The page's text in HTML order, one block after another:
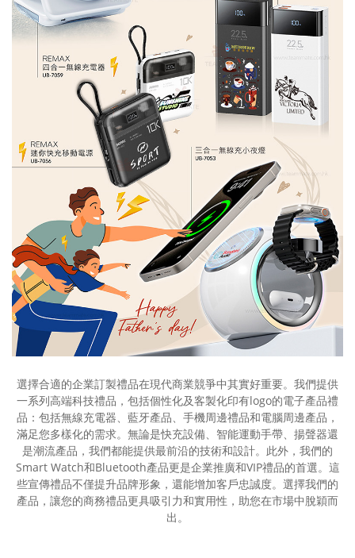
選擇合適的企業訂製禮品在現代商業競爭中其實好重要。我們提供
一系列高端科技禮品，包括個性化及客製化印有logo的電子產品禮
品：包括無線充電器、藍牙產品、手機周邊禮品和電腦周邊產品，
滿足您多樣化的需求。無論是快充設備、智能運動手帶、揚聲器還
是潮流產品，我們都能提供最前沿的技術和設計。此外，我們的
Smart Watch和Bluetooth產品更是企業推廣和VIP禮品的首選。這
些宣傳禮品不僅提升品牌形象，還能增加客戶忠誠度。選擇我們的
產品，讓您的商務禮品更具吸引力和實用性，助您在市場中脫穎而
出。